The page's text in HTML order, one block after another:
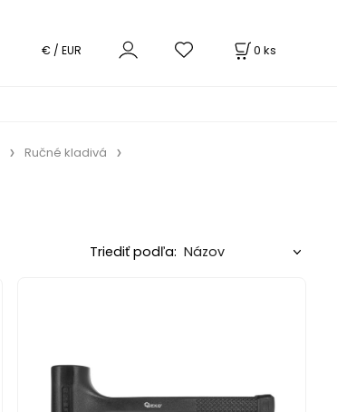
0 ks
€ / EUR
Ručné kladivá
Triediť podľa: